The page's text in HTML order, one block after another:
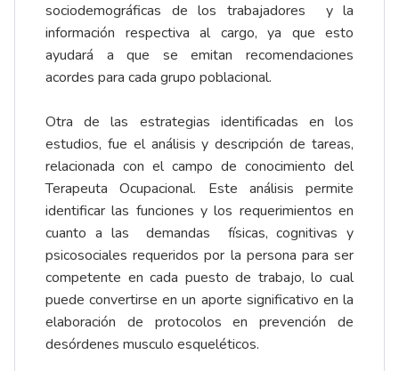
sociodemográficas de los trabajadores y la
información respectiva al cargo, ya que esto
ayudará a que se emitan recomendaciones
acordes para cada grupo poblacional.
Otra de las estrategias identificadas en los
estudios, fue el análisis y descripción de tareas,
relacionada con el campo de conocimiento del
Terapeuta Ocupacional. Este análisis permite
identificar las funciones y los requerimientos en
cuanto a las demandas físicas, cognitivas y
psicosociales requeridos por la persona para ser
competente en cada puesto de trabajo, lo cual
puede convertirse en un aporte significativo en la
elaboración de protocolos en prevención de
desórdenes musculo esqueléticos.